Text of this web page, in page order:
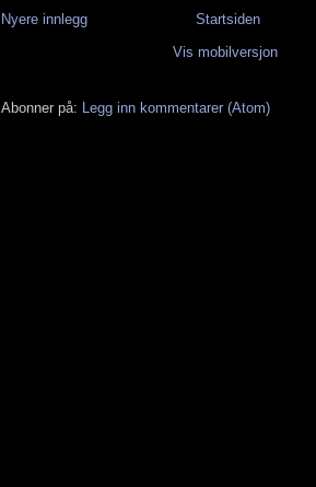
Nyere innlegg
Startsiden
Vis mobilversjon
Abonner på: Legg inn kommentarer (Atom)